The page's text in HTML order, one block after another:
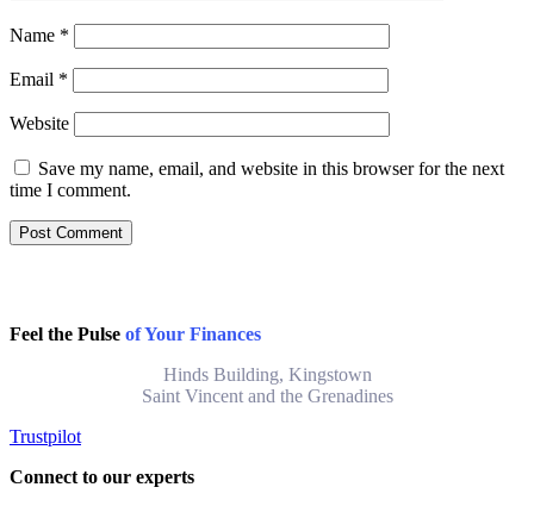
Name *
Email *
Website
Save my name, email, and website in this browser for the next
time I comment.
Feel the Pulse of Your Finances
Hinds Building, Kingstown
Saint Vincent and the Grenadines
Trustpilot
Connect to our experts